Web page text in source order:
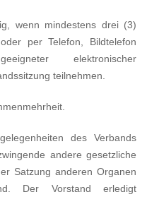
wenn mindestens drei (3)
per Telefon, Bildtelefon
elektronischer
teilnehmen.
des Verbands
andere gesetzliche
Satzung anderen Organen
Der Vorstand erledigt